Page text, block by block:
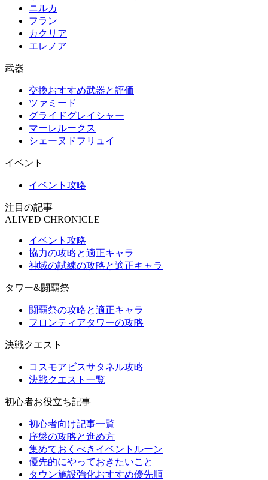
ニルカ
フラン
カクリア
エレノア
武器
交換おすすめ武器と評価
ツァミード
グライドグレイシャー
マーレルークス
シェーヌドフリュイ
イベント
イベント攻略
注目の記事
ALIVED CHRONICLE
イベント攻略
協力の攻略と適正キャラ
神域の試練の攻略と適正キャラ
タワー&闘覇祭
闘覇祭の攻略と適正キャラ
フロンティアタワーの攻略
決戦クエスト
コスモアビスサタネル攻略
決戦クエスト一覧
初心者お役立ち記事
初心者向け記事一覧
序盤の攻略と進め方
集めておくべきイベントルーン
優先的にやっておきたいこと
タウン施設強化おすすめ優先順